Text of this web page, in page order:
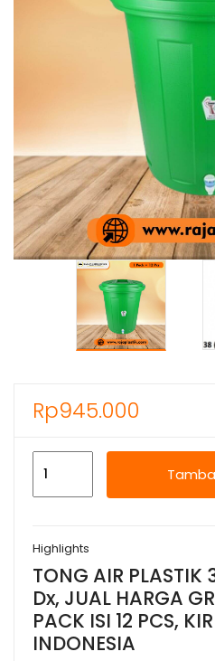
Rp945.000
30
LITER
+
KRAN
Dx,
Highlights
TONG AIR PLASTIK
Dx, JUAL HARGA
PACK ISI 12 PCS,
INDONESIA